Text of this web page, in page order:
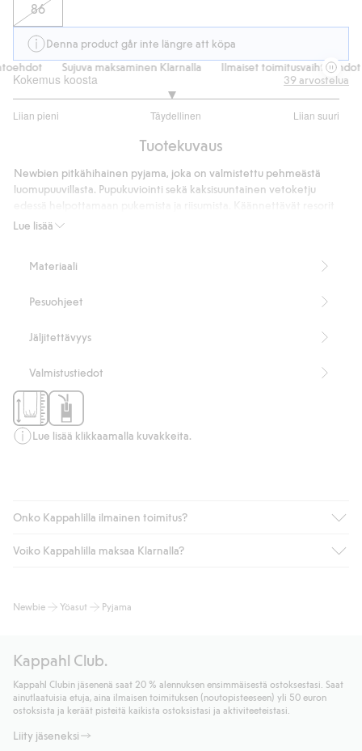
86
Denna product går inte längre att köpa
Sujuva maksaminen Klarnalla Ilmaiset toimitusvaihtoehdot
Kokemus koosta
Liian pieni Täydellinen Liian suuri
/
ääneen
39 arvostelua
Tuotekuvaus
Lue lisää
Newbien pitkähihainen pyjama, joka on valmistettu pehmeästä
luomupuuvillasta. Pupukuviointi sekä kaksisuuntainen vetoketju
mahdollistavat vaatteen käytön pidempään. Ajaton Newbie-logo
Tuotenumero
Materiaali
Pesuohjeet
Jäljitettävyys
Valmistustiedot
Lue lisää klikkaamalla kuvakkeita.
Onko Kappahlilla ilmainen toimitus?
Jos olet Kappahl Clubin jäsen, saat aina ilmaisen toimituksen
kotiinkuljetusta). Toimituskulut poistuvat automaattisesti, kun
noutopisteeseen tai pakettiautomaattiin ja PostNordin
kotiinkuljetuksella 6,99 €, riippumatta ostosummasta.
Lue lisää
Voiko Kappahlilla maksaa Klarnalla?
maksutavat, kuten laskun, sekä muita maksuvaihtoehtoja.
Lisätietoja Klarnan maksuehdoista
Lue lisää
Newbie Yöasut Pyjama
Kappahl Club.
Kappahl Clubin jäsenenä saat 20 % alennuksen ensimmäisestä ostoksestasi. Saat
ainutlaatuisia etuja, aina ilmaisen toimituksen (noutopisteeseen) yli 50 euron
ostoksista ja keräät pisteitä kaikista ostoksistasi ja aktiviteeteistasi.
Liity jäseneksi